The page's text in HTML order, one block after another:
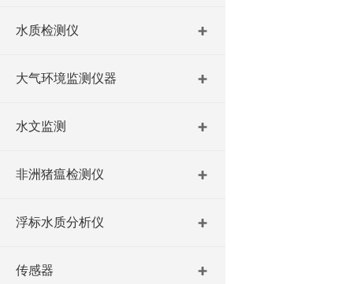
水质检测仪
大气环境监测仪器
水文监测
非洲猪瘟检测仪
浮标水质分析仪
传感器